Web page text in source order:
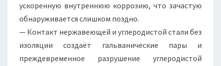
ускоренную внутреннюю коррозию, что зачастую
обнаруживается слишком поздно.
— Контакт нержавеющей и углеродистой стали без
изоляции создаёт гальванические пары и
преждевременное разрушение углеродистой